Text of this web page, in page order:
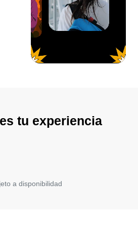
tu experiencia
a disponibilidad